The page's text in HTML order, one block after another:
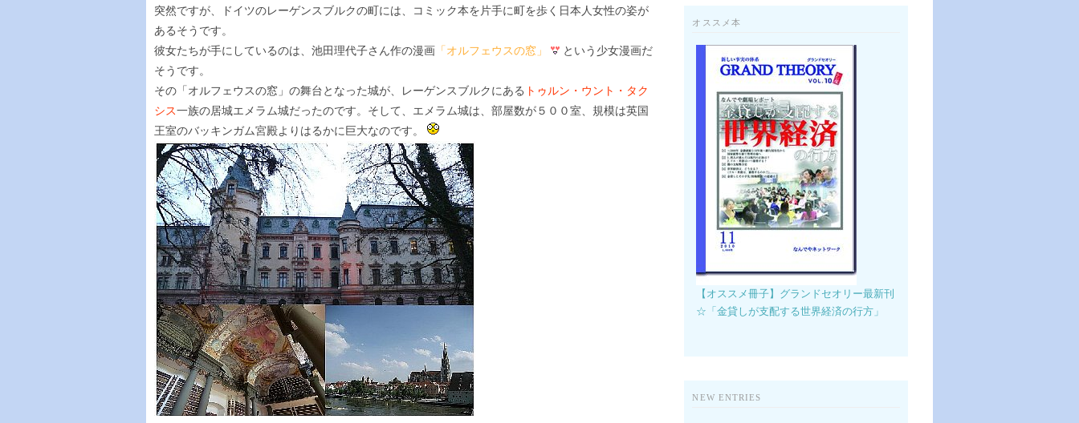
突然ですが、ドイツのレーゲンスブルクの町には、コミック本を片手に町を歩く日本人女性の姿が
あるそうです。
彼女たちが手にしているのは、池田理代子さん作の漫画 「オルフェウスの窓」
という少女漫画だ
そうです。
その「オルフェウスの窓」の舞台となった城が、レーゲンスブルクにある トゥルン・ウント・タク
シス一族の居城エメラム城だったのです。そして、エメラム城は、部屋数が５００室、規模は英国
王室のバッキンガム宮殿よりはるかに巨大なのです。
オススメ本
【オススメ冊子】グランドセオリー最新刊
☆「金貸しが支配する世界経済の行方」
NEW ENTRIES